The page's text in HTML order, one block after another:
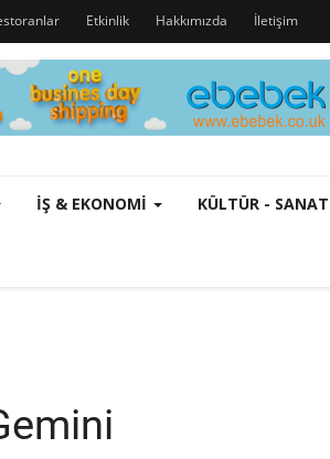
Etkinlik Hakkımızda İletişim
İŞ & EKONOMI KÜLTÜR - SANAT